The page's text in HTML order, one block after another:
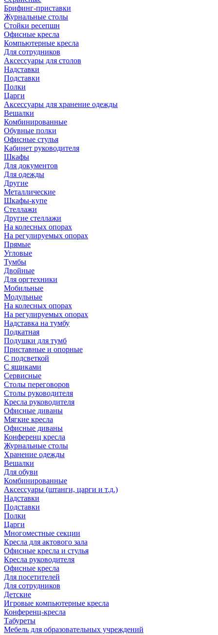
Брифинг-приставки
Журнальные столы
Стойки ресепшн
Офисные кресла
Компьютерные кресла
Для сотрудников
Аксессуары для столов
Надставки
Подставки
Полки
Царги
Аксессуары для хранение одежды
Вешалки
Комбинированные
Обувные полки
Офисные стулья
Кабинет руководителя
Шкафы
Для документов
Для одежды
Другие
Металлические
Шкафы-купе
Стеллажи
Другие стеллажи
На колесных опорах
На регулируемых опорах
Прямые
Угловые
Тумбы
Двойные
Для оргтехники
Мобильные
Модульные
На колесных опорах
На регулируемых опорах
Надставка на тумбу
Подкатная
Подушки для тумб
Приставные и опорные
С подсветкой
С ящиками
Сервисные
Столы переговоров
Столы руководителя
Кресла руководителя
Офисные диваны
Мягкие кресла
Офисные диваны
Конференц кресла
Журнальные столы
Хранение одежды
Вешалки
Для обуви
Комбинированные
Аксессуары (штанги, царги и т.д.)
Надставки
Подставки
Полки
Царги
Многоместные секции
Кресла для актового зала
Офисные кресла и стулья
Кресла руководителя
Офисные кресла
Для посетителей
Для сотрудников
Детские
Игровые компьютерные кресла
Конференц-кресла
Табуреты
Мебель для образовательных учреждений